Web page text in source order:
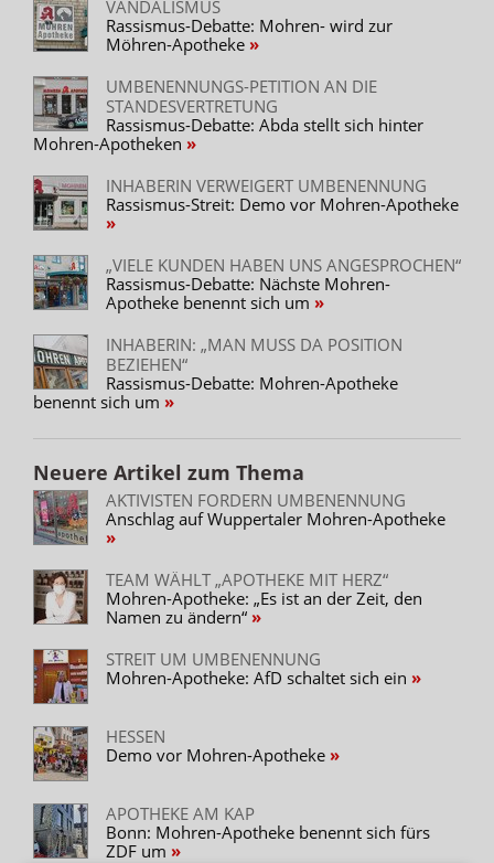
VANDALISMUS
Rassismus-Debatte: Mohren- wird zur
Möhren-Apotheke
UMBENENNUNGS-PETITION AN DIE
STANDESVERTRETUNG
Rassismus-Debatte: Abda stellt sich hinter
Mohren-Apotheken
INHABERIN VERWEIGERT UMBENENNUNG
Rassismus-Streit: Demo vor Mohren-Apotheke
„VIELE KUNDEN HABEN UNS ANGESPROCHEN“
Rassismus-Debatte: Nächste Mohren-
Apotheke benennt sich um
INHABERIN: „MAN MUSS DA POSITION
BEZIEHEN“
Rassismus-Debatte: Mohren-Apotheke
benennt sich um
Neuere Artikel zum Thema
AKTIVISTEN FORDERN UMBENENNUNG
Anschlag auf Wuppertaler Mohren-Apotheke
TEAM WÄHLT „APOTHEKE MIT HERZ“
Mohren-Apotheke: „Es ist an der Zeit, den
Namen zu ändern“
STREIT UM UMBENENNUNG
Mohren-Apotheke: AfD schaltet sich ein
HESSEN
Demo vor Mohren-Apotheke
APOTHEKE AM KAP
Bonn: Mohren-Apotheke benennt sich fürs
ZDF um